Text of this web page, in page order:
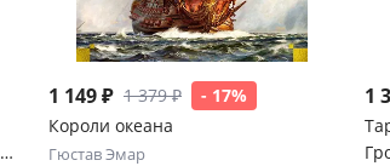
1 149 ₽ 1 379 ₽
- 17%
Короли океана
Гюстав Эмар
1